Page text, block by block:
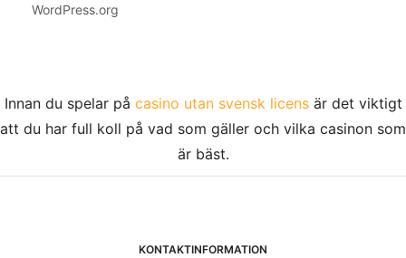
WordPress.org
Innan du spelar på casino utan svensk licensär det viktigt
att du har full koll på vad som gäller och vilka casinon som
är bäst.
KONTAKTINFORMATION